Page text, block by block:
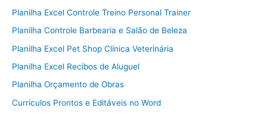
Planilha Excel Controle Treino Personal Trainer
Planilha Controle Barbearia e Salão de Beleza
Planilha Excel Pet Shop Clínica Veterinária
Planilha Excel Recibos de Aluguel
Planilha Orçamento de Obras
Currículos Prontos e Editáveis no Word